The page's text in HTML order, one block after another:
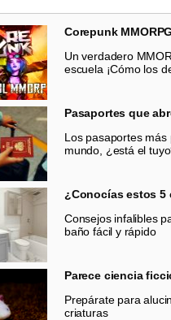
Corepunk MMORPG
Un verdadero
escuela ¡Cómo los
Pasaportes que
Los pasaportes más
mundo, ¿está el
¿Conocías estos 5
Consejos infalibles
baño fácil y rápido
Parece ciencia
Prepárate para
criaturas